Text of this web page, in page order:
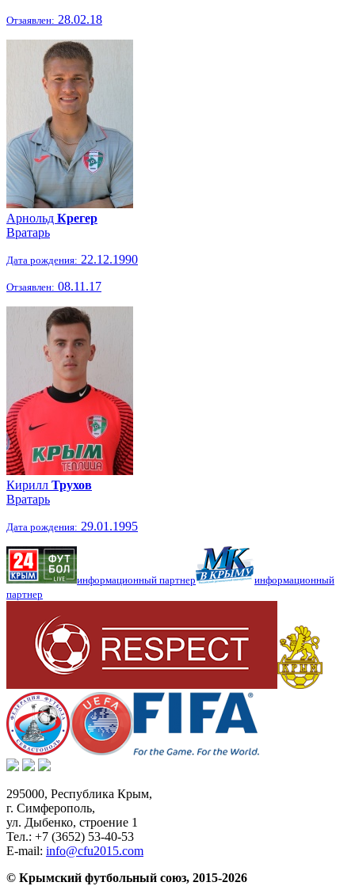
Отзаявлен: 28.02.18
Арнольд Крегер
Вратарь
Дата рождения: 22.12.1990
Отзаявлен: 08.11.17
Кирилл Трухов
Вратарь
Дата рождения: 29.01.1995
информационный партнер
информационный
партнер
295000, Республика Крым,
г. Симферополь,
ул. Дыбенко, строение 1
Тел.: +7 (3652) 53-40-53
E-mail: info@cfu2015.com
© Крымский футбольный союз, 2015-2026